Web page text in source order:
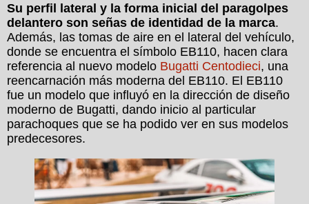
Su perfil lateral y la forma inicial del paragolpes
delantero son señas de identidad de la marca.
Además, las tomas de aire en el lateral del vehículo,
donde se encuentra el símbolo EB110, hacen clara
referencia al nuevo modelo Bugatti Centodieci, una
reencarnación más moderna del EB110. El EB110
fue un modelo que influyó en la dirección de diseño
moderno de Bugatti, dando inicio al particular
parachoques que se ha podido ver en sus modelos
predecesores.